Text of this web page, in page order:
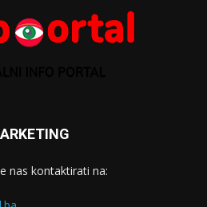
nas kontaktirati na: